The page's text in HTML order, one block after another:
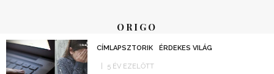
ORIGO
CÍMLAPSZTORIK ÉRDEKES VILÁG
5 ÉV EZELŐTT